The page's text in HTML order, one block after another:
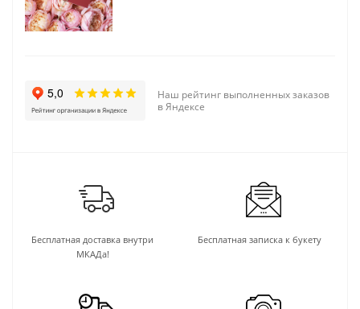
Наш рейтинг выполненных заказов
в Яндексе
Бесплатная доставка внутри
МКАДа!
Бесплатная записка к букету